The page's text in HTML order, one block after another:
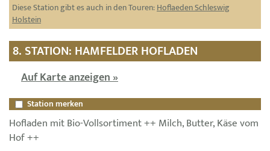
Diese Station gibt es auch in den Touren:Hoflaeden Schleswig
Holstein
8. STATION: HAMFELDER HOFLADEN
Auf Karte anzeigen »
Station merken
Hofladen mit Bio-Vollsortiment ++ Milch, Butter, Käse vom
Hof ++